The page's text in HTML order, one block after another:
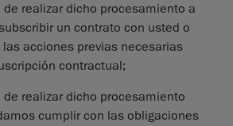
realizar dicho procesamiento a
un contrato con usted o
las acciones previas necesarias
contractual;
realizar dicho procesamiento
cumplir con las obligaciones